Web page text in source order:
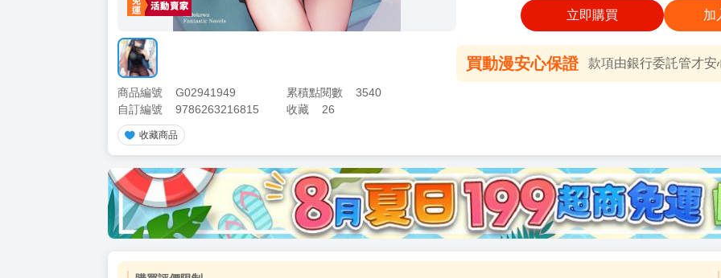
商品編號 G02941949 累積點閱數
3540
自訂編號
9786263216815 收藏 26
收藏商品
立即購買 加
買動漫安心保證 款項由銀行委託管才安